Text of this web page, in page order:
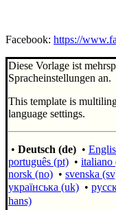
Facebook: https://
Diese Vorlage ist
Spracheinstellungen an.
This template is
language settings.
• Deutsch (de) •
português (pt) • italiano
norsk (no) • svenska
українська (uk) •
hans)